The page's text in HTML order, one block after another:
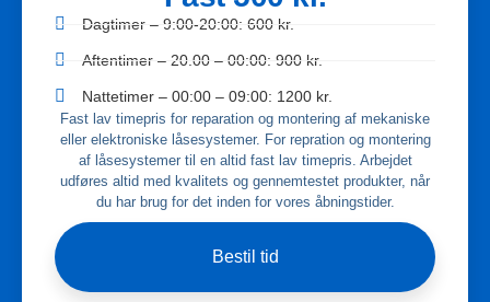
Dagtimer – 9:00-20:00: 600 kr.
Aftentimer – 20.00 – 00:00: 900 kr.
Nattetimer – 00:00 – 09:00: 1200 kr.
Fast lav timepris for reparation og montering af mekaniske
eller elektroniske låsesystemer. For repration og montering
af låsesystemer til en altid fast lav timepris. Arbejdet
udføres altid med kvalitets og gennemtestet produkter, når
du har brug for det inden for vores åbningstider.
Bestil tid